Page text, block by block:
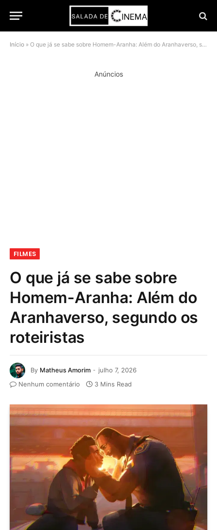
Início » O que já se sabe sobre Homem-Aranha: Além do Aranhaverso, segundo os roteiristas
Anúncios
FILMES
O que já se sabe sobre
Homem-Aranha: Além do
Aranhaverso, segundo os
roteiristas
By Matheus Amorim
julho 7, 2026
Nenhum comentário
3 Mins Read